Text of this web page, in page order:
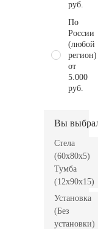
руб.
По
России
(любой
регион)
от
5.000
руб.
Вы
Стела
(60x80x5)
Тумба
(12x90x15)
Установка
(Без
установки)